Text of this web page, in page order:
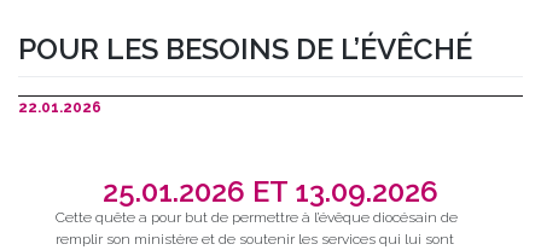
POUR LES BESOINS DE L’ÉVÊCHÉ
22.01.2026
25.01.2026 ET 13.09.2026
Cette quête a pour but de permettre à l’évêque diocésain de
remplir son ministère et de soutenir les services qui lui sont